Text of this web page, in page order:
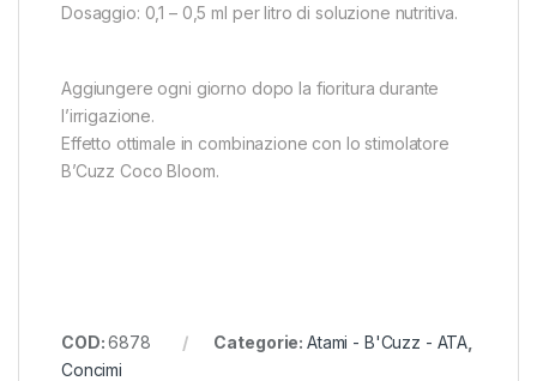
Dosaggio: 0,1 – 0,5 ml per litro di soluzione nutritiva.
Aggiungere ogni giorno dopo la fioritura durante
l’irrigazione.
Effetto ottimale in combinazione con lo stimolatore
B’Cuzz Coco Bloom.
COD:6878 Categorie: Atami - B'Cuzz - ATA
Concimi